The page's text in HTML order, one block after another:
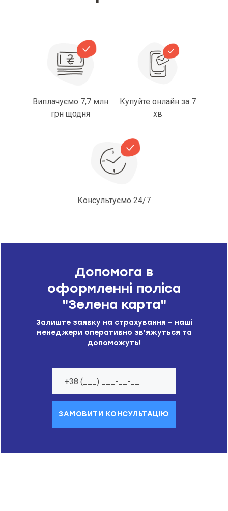
Виплачуємо 7,7 млн
грн щодня
Купуйте онлайн за 7
хв
Консультуємо 24/7
Допомога в
оформленні поліса
"Зелена карта"
Залиште заявку на страхування – наші
менеджери оперативно зв'яжуться та
допоможуть!
ЗАМОВИТИ КОНСУЛЬТАЦІЮ